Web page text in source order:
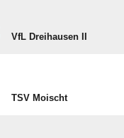
VfL Dreihausen II
TSV Moischt